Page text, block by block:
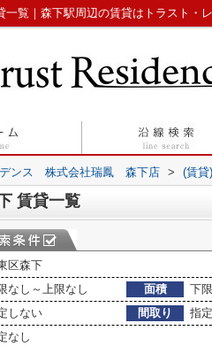
一覧｜森下駅周辺の賃貸はトラスト
デンス 株式会社瑞鳳 森下店 > (賃貸
賃貸一覧
区森下
なし～上限なし 面積 下
しない 間取り
指
なし